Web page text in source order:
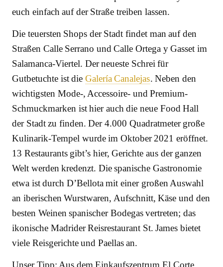
euch einfach auf der Straße treiben lassen.
Die teuersten Shops der Stadt findet man auf den
Straßen Calle Serrano und Calle Ortega y Gasset im
Salamanca-Viertel. Der neueste Schrei für
Gutbetuchte ist die Galería Canalejas. Neben den
wichtigsten Mode-, Accessoire- und Premium-
Schmuckmarken ist hier auch die neue Food Hall
der Stadt zu finden. Der 4.000 Quadratmeter große
Kulinarik-Tempel wurde im Oktober 2021 eröffnet.
13 Restaurants gibt’s hier, Gerichte aus der ganzen
Welt werden kredenzt. Die spanische Gastronomie
etwa ist durch D’Bellota mit einer großen Auswahl
an iberischen Wurstwaren, Aufschnitt, Käse und den
besten Weinen spanischer Bodegas vertreten; das
ikonische Madrider Reisrestaurant St. James bietet
viele Reisgerichte und Paellas an.